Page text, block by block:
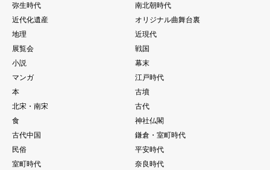
弥生時代
南北朝時代
近代化遺産
オリジナル曲舞台裏
地理
近現代
展覧会
戦国
小説
幕末
マンガ
江戸時代
本
古墳
北宋・南宋
古代
食
神社仏閣
古代中国
鎌倉・室町時代
民俗
平安時代
室町時代
奈良時代